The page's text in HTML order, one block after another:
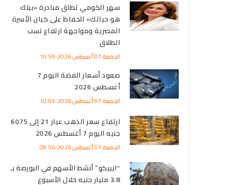
سهر الكومي تطلق مبادرة «بيتك
هو حياتك» للحفاظ على كيان الأسرة
المصرية ومواجهة ارتفاع نسب
الطلاق
الجمعة 07 أغسطس 2026-10:59
صعود أسعار الفضة اليوم 7
أغسطس 2026
الجمعة 07 أغسطس 2026-10:03
ارتفاع سعر الذهب عيار 21 إلى 6075
جنيه اليوم 7 أغسطس 2026
الجمعة 07 أغسطس 2026-08:56
“ايبيكو” أنشط الأسهم في البورصة بـ
3.8 مليار جنيه خلال الأسبوع